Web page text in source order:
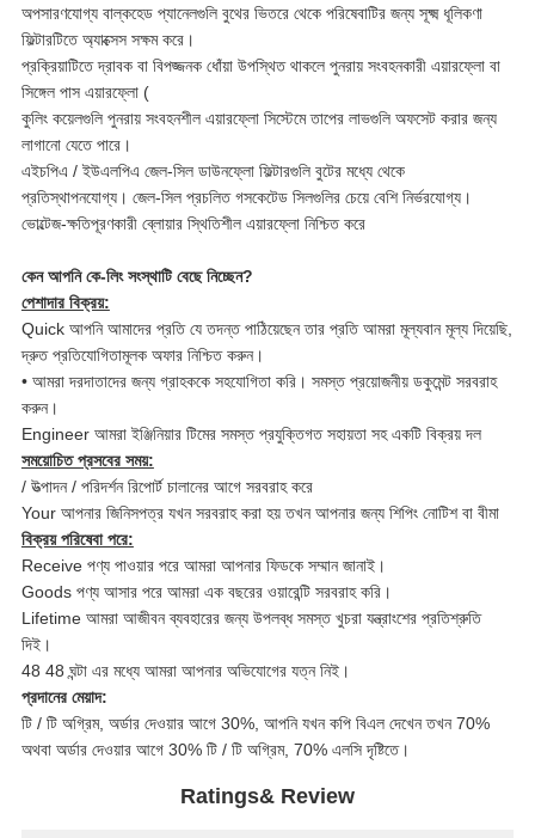
অপসারণযোগ্য বাল্কহেড প্যানেলগুলি বুথের ভিতরে থেকে পরিষেবাটির জন্য সূক্ষ্ম ধূলিকণা
ফিল্টারটিতে অ্যাক্সেস সক্ষম করে।
প্রক্রিয়াটিতে দ্রাবক বা বিপজ্জনক ধোঁয়া উপস্থিত থাকলে পুনরায় সংবহনকারী এয়ারফ্লো বা
সিঙ্গেল পাস এয়ারফ্লো (
কুলিং কয়েলগুলি পুনরায় সংবহনশীল এয়ারফ্লো সিস্টেমে তাপের লাভগুলি অফসেট করার জন্য
লাগানো যেতে পারে।
এইচপিএ / ইউএলপিএ জেল-সিল ডাউনফ্লো ফিল্টারগুলি বুটের মধ্যে থেকে
প্রতিস্থাপনযোগ্য। জেল-সিল প্রচলিত গসকেটেড সিলগুলির চেয়ে বেশি নির্ভরযোগ্য।
ভোল্টেজ-ক্ষতিপূরণকারী ব্লোয়ার স্থিতিশীল এয়ারফ্লো নিশ্চিত করে
কেন আপনি কে-লিং সংস্থাটি বেছে নিচ্ছেন?
পেশাদার বিক্রয়:
Quick আপনি আমাদের প্রতি যে তদন্ত পাঠিয়েছেন তার প্রতি আমরা মূল্যবান মূল্য দিয়েছি,
দ্রুত প্রতিযোগিতামূলক অফার নিশ্চিত করুন।
• আমরা দরদাতাদের জন্য গ্রাহককে সহযোগিতা করি। সমস্ত প্রয়োজনীয় ডকুমেন্ট সরবরাহ
করুন।
Engineer আমরা ইঞ্জিনিয়ার টিমের সমস্ত প্রযুক্তিগত সহায়তা সহ একটি বিক্রয় দল
সময়োচিত প্রসবের সময়:
/ উত্পাদন / পরিদর্শন রিপোর্ট চালানের আগে সরবরাহ করে
Your আপনার জিনিসপত্র যখন সরবরাহ করা হয় তখন আপনার জন্য শিপিং নোটিশ বা বীমা
বিক্রয় পরিষেবা পরে:
Receive পণ্য পাওয়ার পরে আমরা আপনার ফিডকে সম্মান জানাই।
Goods পণ্য আসার পরে আমরা এক বছরের ওয়ারেন্টি সরবরাহ করি।
Lifetime আমরা আজীবন ব্যবহারের জন্য উপলব্ধ সমস্ত খুচরা যন্ত্রাংশের প্রতিশ্রুতি
দিই।
48 48 ঘন্টা এর মধ্যে আমরা আপনার অভিযোগের যত্ন নিই।
প্রদানের মেয়াদ:
টি / টি অগ্রিম, অর্ডার দেওয়ার আগে 30%, আপনি যখন কপি বিএল দেখেন তখন 70%
অথবা অর্ডার দেওয়ার আগে 30% টি / টি অগ্রিম, 70% এলসি দৃষ্টিতে।
Ratings& Review